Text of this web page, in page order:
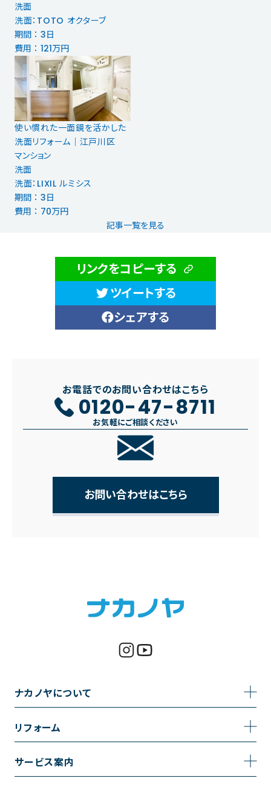
洗面
洗面：TOTO オクターブ
期間 ： 3日
費用 ： 121万円
使い慣れた一面鏡を活かした
洗面リフォーム｜江戸川区
マンション
洗面
洗面：LIXIL ルミシス
期間 ： 3日
費用 ： 70万円
記事一覧を見る
リンクをコピーする
ツイートする
シェアする
お電話でのお問い合わせはこちら
0120-47-8711
お気軽にご相談ください
お問い合わせはこちら
ナカノヤについて
事業内容
採用情報
リフォーム
トイレのリフォーム
サービス案内